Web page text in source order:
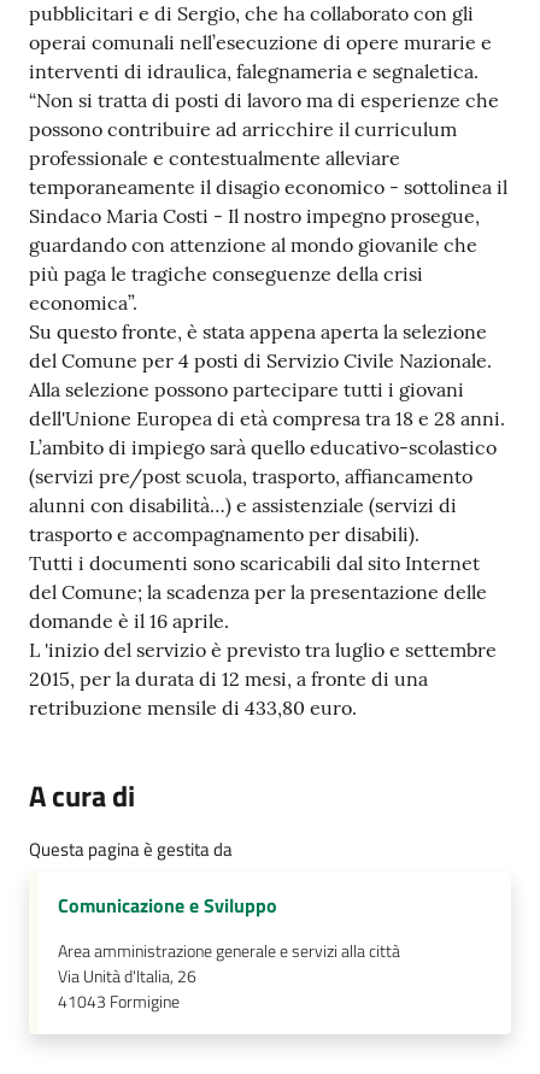
Tutti
gli
argomenti...
Seguici
su
pubblicitari e di Sergio, che ha collaborato con gli
operai comunali nell’esecuzione di opere murarie e
interventi di idraulica, falegnameria e segnaletica.
“Non si tratta di posti di lavoro ma di esperienze che
possono contribuire ad arricchire il curriculum
professionale e contestualmente alleviare
temporaneamente il disagio economico - sottolinea il
Sindaco Maria Costi - Il nostro impegno prosegue,
guardando con attenzione al mondo giovanile che
più paga le tragiche conseguenze della crisi
economica”.
Su questo fronte, è stata appena aperta la selezione
del Comune per 4 posti di Servizio Civile Nazionale.
Alla selezione possono partecipare tutti i giovani
dell'Unione Europea di età compresa tra 18 e 28 anni.
L’ambito di impiego sarà quello educativo-scolastico
(servizi pre/post scuola, trasporto, affiancamento
alunni con disabilità…) e assistenziale (servizi di
trasporto e accompagnamento per disabili).
Tutti i documenti sono scaricabili dal sito Internet
del Comune; la scadenza per la presentazione delle
domande è il 16 aprile.
L 'inizio del servizio è previsto tra luglio e settembre
2015, per la durata di 12 mesi, a fronte di una
retribuzione mensile di 433,80 euro.
A cura di
Questa pagina è gestita da
Comunicazione e Sviluppo
Area amministrazione generale e servizi alla città
Via Unità d'Italia, 26
41043 Formigine